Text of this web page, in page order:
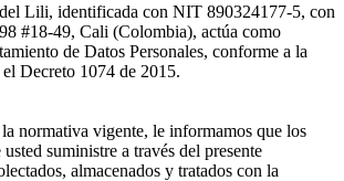
Lili, identificada con NIT 890324177-5, con
#18-49, Cali (Colombia), actúa como
de Datos Personales, conforme a la
Decreto 1074 de 2015.
normativa vigente, le informamos que los
suministre a través del presente
almacenados y tratados con la